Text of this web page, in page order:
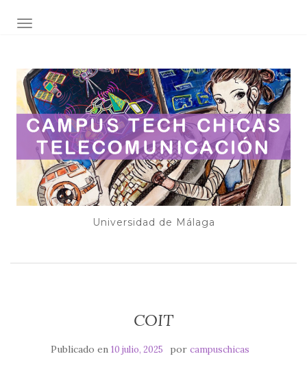
ALTERNAR NAVEGACIÓN
Universidad de Málaga
COIT
Publicado en 10 julio, 2025 por campuschicas